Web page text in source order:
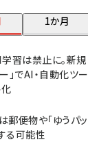
1か月
習は禁止に。新規
」でAI・自動化ツー
郵便物や「ゆうパッ
る可能性